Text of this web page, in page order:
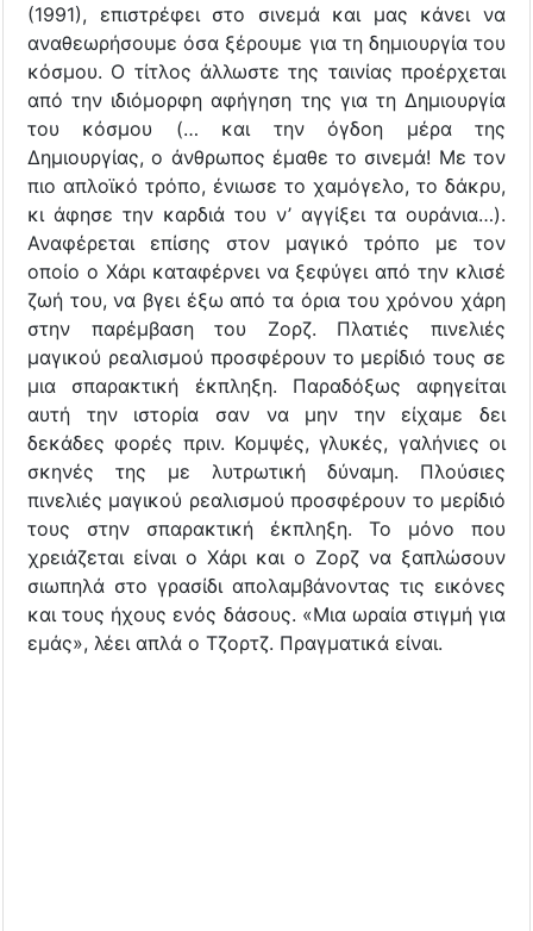
(1991), επιστρέφει στο σινεμά και μας κάνει να
αναθεωρήσουμε όσα ξέρουμε για τη δημιουργία του
κόσμου. Ο τίτλος άλλωστε της ταινίας προέρχεται
από την ιδιόμορφη αφήγηση της για τη Δημιουργία
του κόσμου (… και την όγδοη μέρα της
Δημιουργίας, ο άνθρωπος έμαθε το σινεμά! Με τον
πιο απλοϊκό τρόπο, ένιωσε το χαμόγελο, το δάκρυ,
κι άφησε την καρδιά του ν’ αγγίξει τα ουράνια…).
Αναφέρεται επίσης στον μαγικό τρόπο με τον
οποίο ο Χάρι καταφέρνει να ξεφύγει από την κλισέ
ζωή του, να βγει έξω από τα όρια του χρόνου χάρη
στην παρέμβαση του Ζορζ. Πλατιές πινελιές
μαγικού ρεαλισμού προσφέρουν το μερίδιό τους σε
μια σπαρακτική έκπληξη. Παραδόξως αφηγείται
αυτή την ιστορία σαν να μην την είχαμε δει
δεκάδες φορές πριν. Κομψές, γλυκές, γαλήνιες οι
σκηνές της με λυτρωτική δύναμη. Πλούσιες
πινελιές μαγικού ρεαλισμού προσφέρουν το μερίδιό
τους στην σπαρακτική έκπληξη. Το μόνο που
χρειάζεται είναι ο Χάρι και ο Ζορζ να ξαπλώσουν
σιωπηλά στο γρασίδι απολαμβάνοντας τις εικόνες
και τους ήχους ενός δάσους. «Μια ωραία στιγμή για
εμάς», λέει απλά ο Τζορτζ. Πραγματικά είναι.